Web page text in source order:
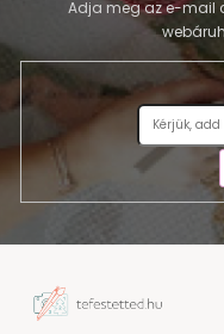
Adja meg az e-mail